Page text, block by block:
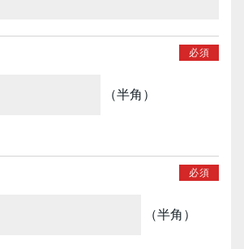
（半角）
（半角）